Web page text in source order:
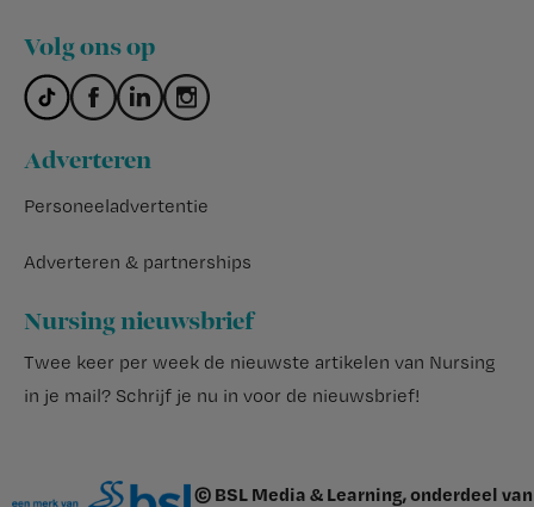
Volg ons op
Adverteren
Personeeladvertentie
Adverteren & partnerships
Nursing nieuwsbrief
Twee keer per week de nieuwste artikelen van Nursing
in je mail? Schrijf je nu in voor de nieuwsbrief!
© BSL Media & Learning, onderdeel van